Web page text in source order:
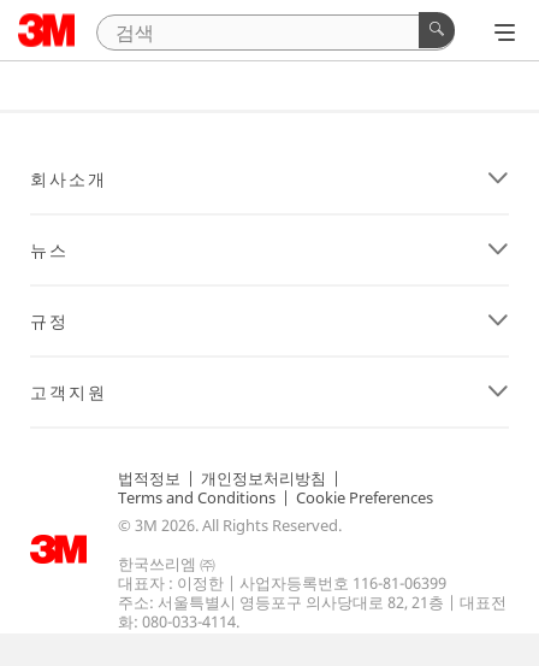
회사소개
뉴스
규정
고객지원
법적정보 | 개인정보처리방침 |
Terms and Conditions | Cookie Preferences
© 3M 2026. All Rights Reserved.
한국쓰리엠 ㈜
대표자 : 이정한 | 사업자등록번호 116-81-06399
주소: 서울특별시 영등포구 의사당대로 82, 21층 | 대표전
화: 080-033-4114.